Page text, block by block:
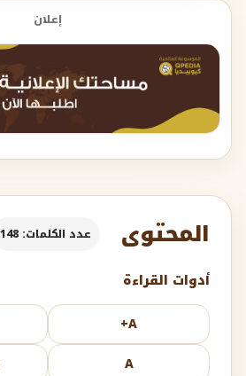
إعلان
المحتوى عدد الكلمات: 148
أدوات القراءة
A+
A